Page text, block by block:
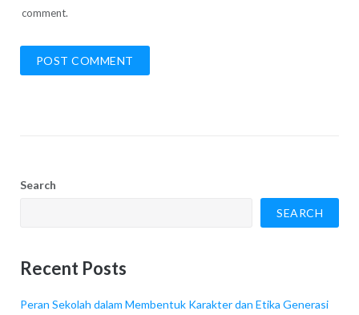
comment.
Search
SEARCH
Recent Posts
Peran Sekolah dalam Membentuk Karakter dan Etika Generasi